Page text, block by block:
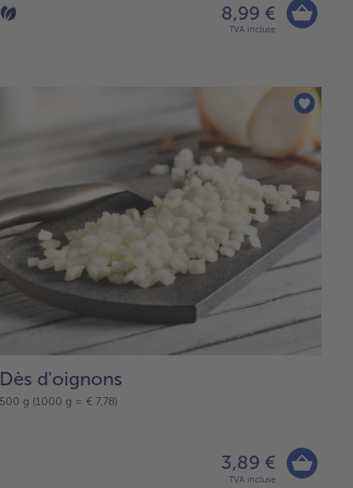
8,99 €
TVA incluse
Dès d'oignons
500 g (1000 g = € 7,78)
3,89 €
TVA incluse